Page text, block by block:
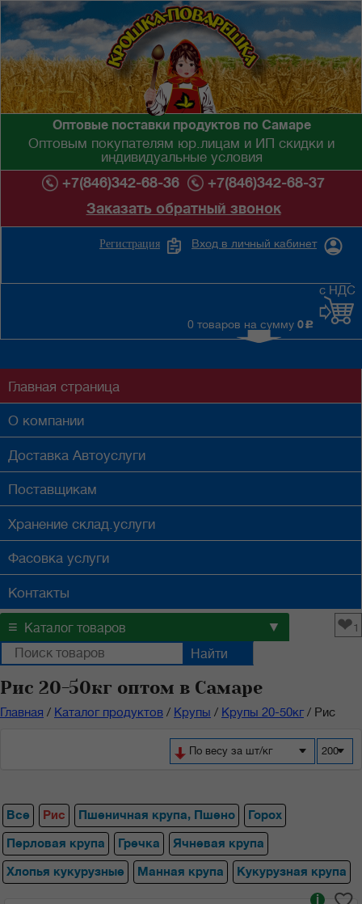
Оптовые поставки продуктов по Самаре
Оптовым покупателям юр.лицам и ИП скидки и
индивидуальные условия
+7(846)342-68-36
+7(846)342-68-37
Заказать обратный звонок
Вход в личный кабинет
Регистрация
0 товаров на сумму 0 c
с НДС
Главная страница
О компании
Доставка Автоуслуги
Поставщикам
Хранение склад.услуги
Фасовка услуги
Контакты
≡ Каталог товаров ▼ ❤1
Рис 20-50кг оптом в Самаре
Главная / Каталог продуктов / Крупы / Крупы 20-50кг/ Рис
200
По весу за шт/кг
Все Рис Пшеничная крупа, Пшено
Горох
Перловая крупа
Гречка
Ячневая крупа
Хлопья кукурузные
Манная крупа Кукурузная крупа
i